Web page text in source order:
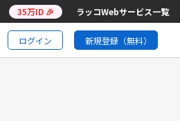
35万ID 🎉 ラッコWebサービス一覧
ログイン 新規登録（無料）